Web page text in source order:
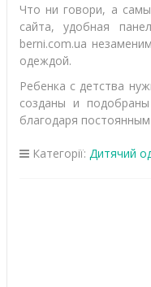
Что ни говори, а
сайта, удобная
berni.com.ua
одеждой.
Ребенка с детства
созданы и
благодаря
Категорії: Дитячий